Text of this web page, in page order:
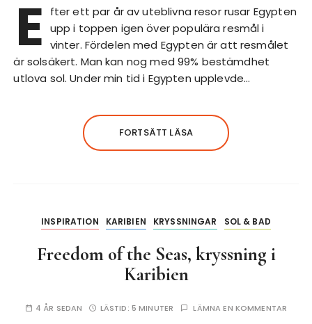
E
fter ett par år av uteblivna resor rusar Egypten
upp i toppen igen över populära resmål i
vinter. Fördelen med Egypten är att resmålet
är solsäkert. Man kan nog med 99% bestämdhet
utlova sol. Under min tid i Egypten upplevde…
FORTSÄTT LÄSA
INSPIRATION KARIBIEN KRYSSNINGAR SOL & BAD
Freedom of the Seas, kryssning i
Karibien
4 ÅR SEDAN LÄSTID: 5 MINUTER LÄMNA EN KOMMENTAR